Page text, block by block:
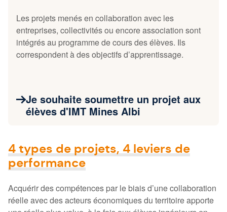
Les projets menés en collaboration avec les
entreprises, collectivités ou encore association sont
intégrés au programme de cours des élèves. Ils
correspondent à des objectifs d’apprentissage.
Je souhaite soumettre un projet aux
élèves d'IMT Mines Albi
4 types de projets, 4 leviers de
performance
Acquérir des compétences par le biais d’une collaboration
réelle avec des acteurs économiques du territoire apporte